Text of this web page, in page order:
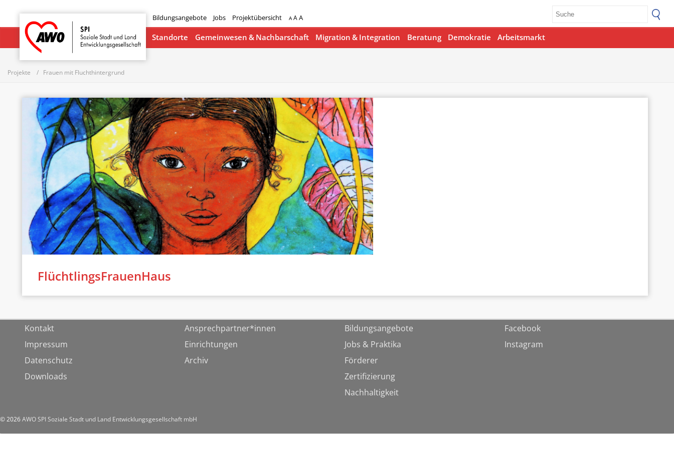
Bildungsangebote Jobs Projektübersicht A AA
Startseite
Standorte Gemeinwesen & Nachbarschaft Migration & Integration Beratung Demokratie Arbeitsmarkt
Projekte Frauen mit Fluchthintergrund
FlüchtlingsFrauenHaus
Kontakt
Impressum
Datenschutz
Downloads
Ansprechpartner*innen
Einrichtungen
Archiv
Bildungsangebote
Jobs & Praktika
Förderer
Zertifizierung
Nachhaltigkeit
Facebook
Instagram
© 2026AWO SPI Soziale Stadt und Land Entwicklungsgesellschaft mbH